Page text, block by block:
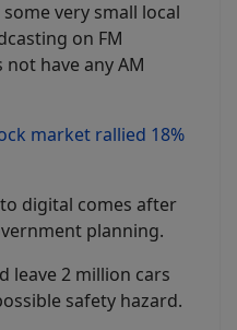
very small local
on FM
have any AM
market rallied 18%
digital comes after
planning.
leave 2 million cars
safety hazard.